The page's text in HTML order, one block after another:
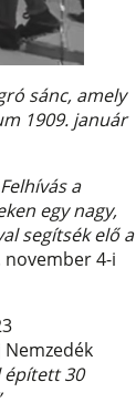
sánc, amely
1909. január
a
egy nagy,
segítsék elő a
4-i
épített 30